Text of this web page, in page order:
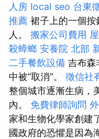
人房 local seo 台東
推薦 裙子上的一個
人。 搬家公司費用
殺蟑螂 安養院 北部
二手餐飲設備 吉布森
中被“取消”。 徵信社
整個城市逐漸生病，
內。 免費律師詢問
家和生物化學家創建
國政府的恐懼是因為